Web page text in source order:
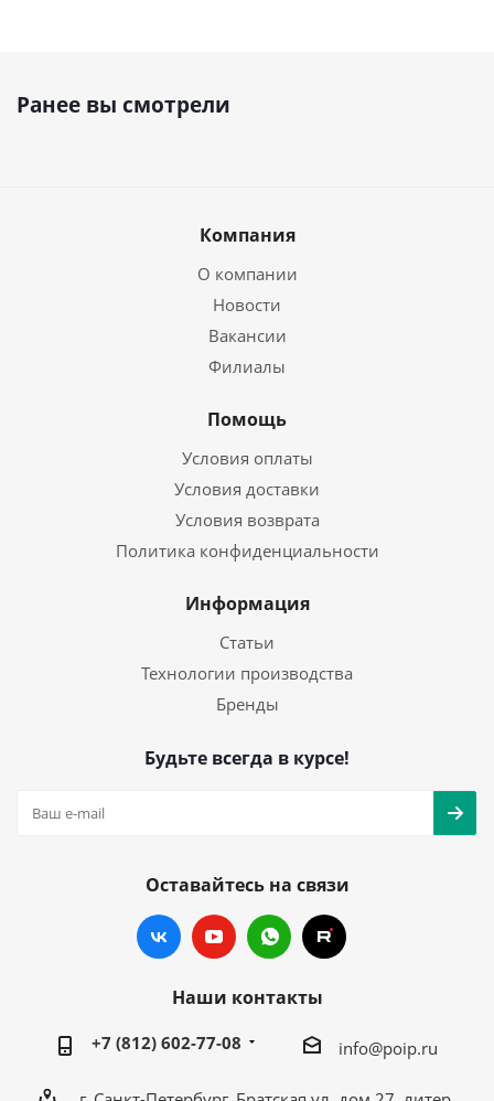
Ранее вы смотрели
Компания
О компании
Новости
Вакансии
Филиалы
Помощь
Условия оплаты
Условия доставки
Условия возврата
Политика конфиденциальности
Информация
Статьи
Технологии производства
Бренды
Будьте всегда в курсе!
Оставайтесь на связи
Наши контакты
+7 (812) 602-77-08 info@poip.ru